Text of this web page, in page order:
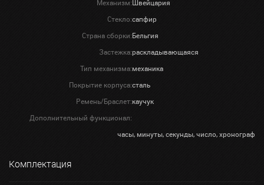
Механизм:Швейцария
Стекло:сапфир
Страна сборки:Бельгия
Застежка:раскладывающаяся
Тип механизма:механика
Покрытие корпуса:сталь
Ремень/Браслет:каучук
Дополнительный функционал:
часы, минуты, секунды, число, хронограф
Комплектация